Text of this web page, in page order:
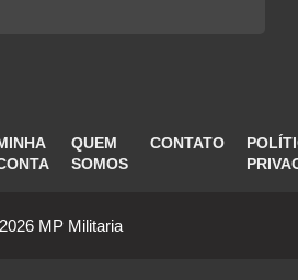
QUEM
SOMOS
CONTATO
MP Militaria